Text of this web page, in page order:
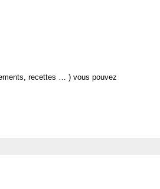
recettes … ) vous pouvez